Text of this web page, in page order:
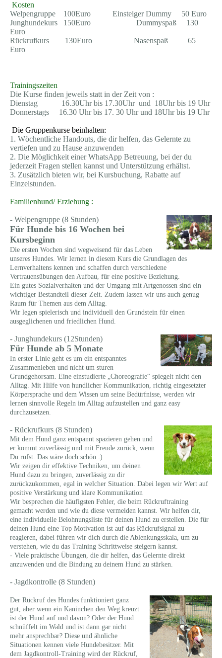
Kosten
Welpengruppe 100Euro Einsteiger Dummy 50 Euro
Junghundekurs 150Euro Dummyspaß 130
Euro
Rückrufkurs 130Euro Nasenspaß 65
Euro
Trainingszeiten
Die Kurse finden jeweils statt in der Zeit von :
Dienstag 16.30Uhr bis 17.30Uhr und 18Uhr bis 19 Uhr
Donnerstags 16.30 Uhr bis 17. 30 Uhr und 18Uhr bis 19 Uhr
Die Gruppenkurse beinhalten:
1. Wöchentliche Handouts, die dir helfen, das Gelernte zu
vertiefen und zu Hause anzuwenden
2. Die Möglichkeit einer WhatsApp Betreuung, bei der du
jederzeit Fragen stellen kannst und Unterstützung erhältst.
3. Zusätzlich bieten wir, bei Kursbuchung, Rabatte auf
Einzelstunden.
Familienhund/ Erziehung :
- Welpengruppe (8 Stunden)
Für Hunde bis 16 Wochen bei
Kursbeginn
Die ersten Wochen sind wegweisend für das Leben
unseres Hundes. Wir lernen in diesem Kurs die Grundlagen des
Lernverhaltens kennen und schaffen durch verschiedene
Vertrauensübungen den Aufbau, für eine positive Beziehung.
Ein gutes Sozialverhalten und der Umgang mit Artgenossen sind ein
wichtiger Bestandteil dieser Zeit. Zudem lassen wir uns auch genug
Raum für Themen aus dem Alltag.
Wir legen spielerisch und individuell den Grundstein für einen
ausgeglichenen und friedlichen Hund.
- Junghundekurs (12Stunden)
Für Hunde ab 5 Monate
In erster Linie geht es um ein entspanntes
Zusammenleben und nicht um sturen
Grundgehorsam. Eine einstudierte „Choreografie“ spiegelt nicht den
Alltag. Mit Hilfe von hundlicher Kommunikation, richtig eingesetzter
Körpersprache und dem Wissen um seine Bedürfnisse, werden wir
lernen sinnvolle Regeln im Alltag aufzustellen und ganz easy
durchzusetzen.
- Rückrufkurs (8 Stunden)
Mit dem Hund ganz entspannt spazieren gehen und
er kommt zuverlässig und mit Freude zurück, wenn
Du rufst. Das wäre doch schön :)
Wir zeigen dir effektive Techniken, um deinen
Hund dazu zu bringen, zuverlässig zu dir
zurückzukommen, egal in welcher Situation. Dabei legen wir Wert auf
positive Verstärkung und klare Kommunikation
Wir besprechen die häufigsten Fehler, die beim Rückruftraining
gemacht werden und wie du diese vermeiden kannst. Wir helfen dir,
eine individuelle Belohnungsliste für deinen Hund zu erstellen. Die für
deinen Hund eine Top Motivation ist auf das Rückrufsignal zu
reagieren, dabei führen wir dich durch die Ablenkungsskala, um zu
verstehen, wie du das Training Schrittweise steigern kannst.
- Viele praktische Übungen, die dir helfen, das Gelernte direkt
anzuwenden und die Bindung zu deinem Hund zu stärken.
- Jagdkontrolle (8 Stunden)
Der Rückruf des Hundes funktioniert ganz
gut, aber wenn ein Kaninchen den Weg kreuzt
ist der Hund auf und davon? Oder der Hund
schnüffelt im Wald und ist dann gar nicht
mehr ansprechbar? Diese und ähnliche
Situationen kennen viele Hundebesitzer. Mit
dem Jagdkontroll-Training wird der Rückruf,